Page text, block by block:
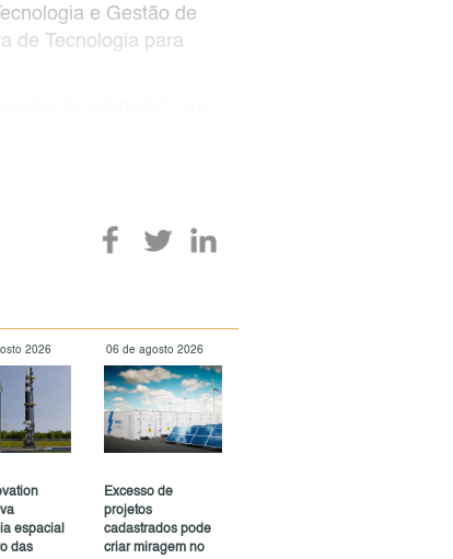
e Gestão de
de Tecnologia para
2026
espacial
das
06 de agosto 2026
Excesso de
projetos
cadastrados pode
criar miragem no